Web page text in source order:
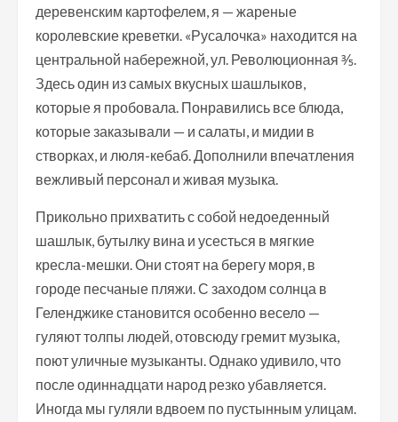
деревенским картофелем, я — жареные
королевские креветки. «Русалочка» находится на
центральной набережной, ул. Революционная ⅗.
Здесь один из самых вкусных шашлыков,
которые я пробовала. Понравились все блюда,
которые заказывали — и салаты, и мидии в
створках, и люля-кебаб. Дополнили впечатления
вежливый персонал и живая музыка.
Прикольно прихватить с собой недоеденный
шашлык, бутылку вина и усесться в мягкие
кресла-мешки. Они стоят на берегу моря, в
городе песчаные пляжи. С заходом солнца в
Геленджике становится особенно весело —
гуляют толпы людей, отовсюду гремит музыка,
поют уличные музыканты. Однако удивило, что
после одиннадцати народ резко убавляется.
Иногда мы гуляли вдвоем по пустынным улицам.